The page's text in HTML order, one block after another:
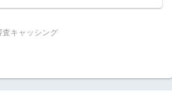
査キャッシング